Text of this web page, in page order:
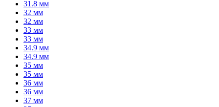
31.8 мм
32 мм
32 мм
33 мм
33 мм
34.9 мм
34.9 мм
35 мм
35 мм
36 мм
36 мм
37 мм